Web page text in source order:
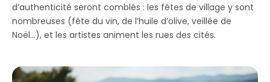
d’authenticité seront comblés : les fêtes de village y sont
nombreuses (fête du vin, de l’huile d’olive, veillée de
Noël…), et les artistes animent les rues des cités.